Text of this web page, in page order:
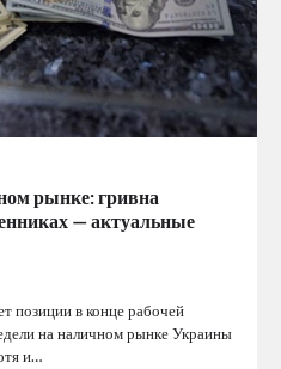
рынке: гривна
— актуальные
позиции в конце рабочей
на наличном рынке Украины
и…